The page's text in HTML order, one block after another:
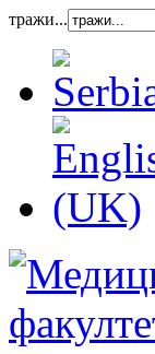
тражи...